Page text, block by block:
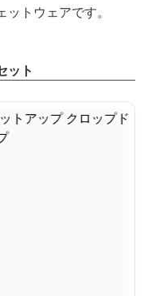
トウェアです。
ット